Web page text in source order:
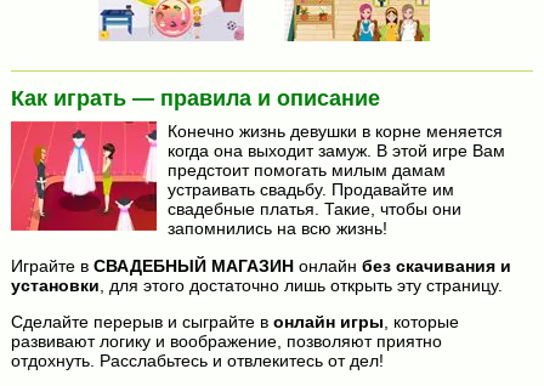
Как играть — правила и описание
Конечно жизнь девушки в корне меняется
когда она выходит замуж. В этой игре Вам
предстоит помогать милым дамам
устраивать свадьбу. Продавайте им
свадебные платья. Такие, чтобы они
запомнились на всю жизнь!
Играйте в СВАДЕБНЫЙ МАГАЗИНонлайн без скачивания и
установки , для этого достаточно лишь открыть эту страницу.
Сделайте перерыв и сыграйте в онлайн игры , которые
развивают логику и воображение, позволяют приятно
отдохнуть. Расслабьтесь и отвлекитесь от дел!